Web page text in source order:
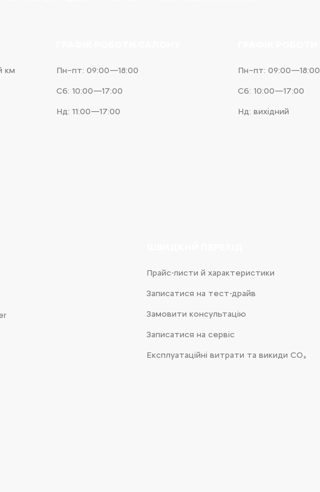
км
Пн–пт: 09:00—18:00
Сб: 10:00—17:00
Нд: 11:00—17:00
Пн–пт: 09:00—18:00
Сб: 10:00—17:00
Нд: вихідний
Прайс-листи й характеристики
Записатися на тест-драйв
Замовити консультацію
Записатися на сервіс
Експлуатаційні витрати та викиди CO₂